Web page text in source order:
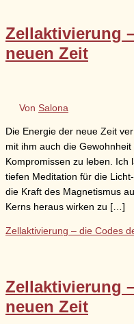
Zellaktivierung
neuen Zeit
Von Salona
Die Energie der neue Zeit
mit ihm auch die
Kompromissen zu leben. Ich
tiefen Meditation für die
die Kraft des Magnetismus
Kerns heraus wirken zu […]
Zellaktivierung – die Codes
Zellaktivierung
neuen Zeit